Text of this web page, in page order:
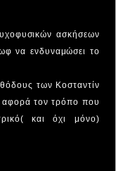
ασκήσεων
να ενδυναμώσει το
των Κοσταντίν
αφορά τον τρόπο που
και όχι μόνο)